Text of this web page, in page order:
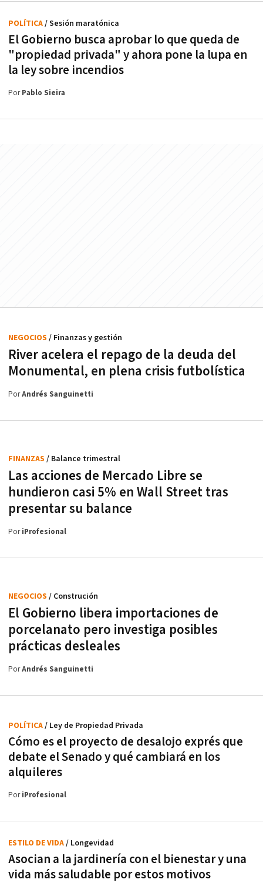
El Gobierno busca aprobar lo que queda de
"propiedad privada" y ahora pone la lupa en
la ley sobre incendios
POLÍTICA/ Sesión maratónica
PorPablo Sieira
River acelera el repago de la deuda del
Monumental, en plena crisis futbolística
NEGOCIOS / Finanzas y gestión
PorAndrés Sanguinetti
Las acciones de Mercado Libre se
hundieron casi 5% en Wall Street tras
presentar su balance
FINANZAS / Balance trimestral
PoriProfesional
El Gobierno libera importaciones de
porcelanato pero investiga posibles
prácticas desleales
NEGOCIOS / Construción
PorAndrés Sanguinetti
Cómo es el proyecto de desalojo exprés que
debate el Senado y qué cambiará en los
alquileres
POLÍTICA/ Ley de Propiedad Privada
PoriProfesional
Asocian a la jardinería con el bienestar y una
vida más saludable por estos motivos
ESTILO DE VIDA/ Longevidad